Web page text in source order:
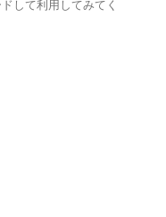
して利用してみてく